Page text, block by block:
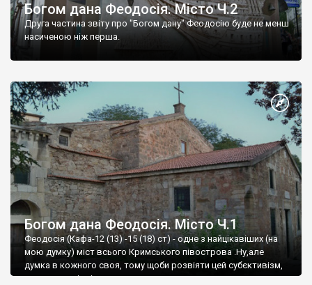
Богом дана Феодосія. Місто Ч.2
Друга частина звіту про "Богом дану" Феодосію буде не менш
насиченою ніж перша.
Богом дана Феодосія. Місто Ч.1
Феодосія (Кафа-12 (13) -15 (18) ст) - одне з найцікавіших (на
мою думку) міст всього Кримського півострова .Ну,але
думка в кожного своя, тому щоби розвіяти цей субєктивізм,
запрошую відвідати це